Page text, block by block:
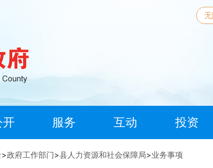
开 服务 互动 投资
>政府工作部门>县人力资源和社会保障局>业务事项